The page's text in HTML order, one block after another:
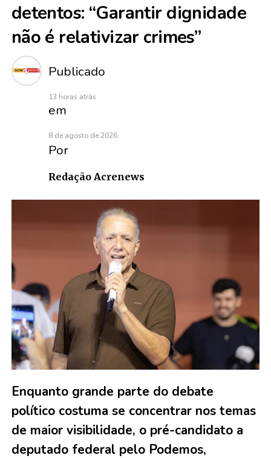
detentos: “Garantir dignidade
não é relativizar crimes”
Publicado
13 horas atrás
em
8 de agosto de 2026
Por
Redação Acrenews
Enquanto grande parte do debate
político costuma se concentrar nos temas
de maior visibilidade, o pré-candidato a
deputado federal pelo Podemos,